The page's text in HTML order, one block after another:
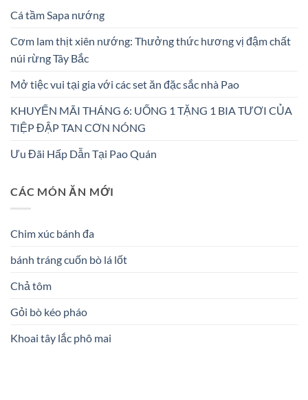
Cá tầm Sapa nướng
Cơm lam thịt xiên nướng: Thưởng thức hương vị đậm chất
núi rừng Tây Bắc
Mở tiệc vui tại gia với các set ăn đặc sắc nhà Pao
KHUYẾN MÃI THÁNG 6: UỐNG 1 TẶNG 1 BIA TƯƠI CỦA
TIỆP ĐẬP TAN CƠN NÓNG
Ưu Đãi Hấp Dẫn Tại Pao Quán
CÁC MÓN ĂN MỚI
Chim xúc bánh đa
bánh tráng cuốn bò lá lốt
Chả tôm
Gỏi bò kéo pháo
Khoai tây lắc phô mai